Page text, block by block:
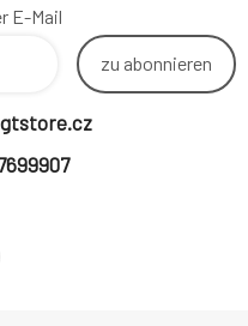
E-Mail
zu abonnieren